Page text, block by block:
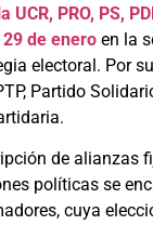
PRO, PS,
de enero en la
electoral. Por
Partido
de alianzas
políticas se
cuya